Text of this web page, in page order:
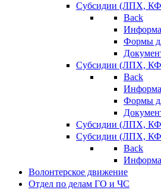
Субсидии (ЛПХ,
Back
Формы
Субсидии (ЛПХ,
Back
Формы
Субсидии (ЛПХ,
Субсидии (ЛПХ,
Back
Волонтерское движение
Отдел по делам ГО и ЧС